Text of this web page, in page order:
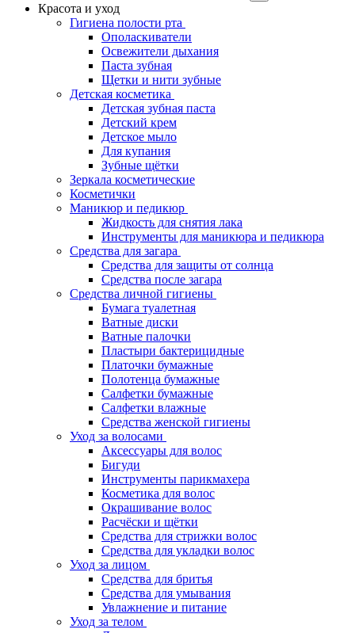
Красота и уход
Гигиена полости рта
Ополаскиватели
Освежители дыхания
Паста зубная
Щетки и нити зубные
Детская косметика
Детская зубная паста
Детский крем
Детское мыло
Для купания
Зубные щётки
Зеркала косметические
Косметички
Маникюр и педикюр
Жидкость для снятия лака
Инструменты для маникюра и педикюра
Средства для загара
Средства для защиты от солнца
Средства после загара
Средства личной гигиены
Бумага туалетная
Ватные диски
Ватные палочки
Пластыри бактерицидные
Платочки бумажные
Полотенца бумажные
Салфетки бумажные
Салфетки влажные
Средства женской гигиены
Уход за волосами
Аксессуары для волос
Бигуди
Инструменты парикмахера
Косметика для волос
Окрашивание волос
Расчёски и щётки
Средства для стрижки волос
Средства для укладки волос
Уход за лицом
Средства для бритья
Средства для умывания
Увлажнение и питание
Уход за телом